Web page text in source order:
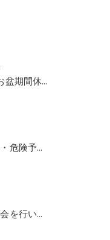
🏮令和8年度お盆期間休業のご案内🏮
🚗交通ルール・危険予知の安全勉強会を行いました🚛
新入社員歓迎会を行いました😊